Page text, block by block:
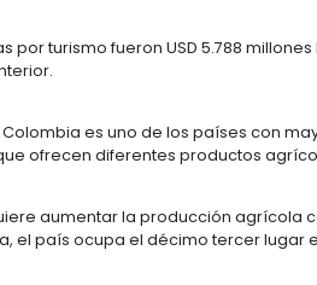
en ciudades intermedias.
habitantes.
del año 2017, Colombia
de 2012 eliminó ciertas